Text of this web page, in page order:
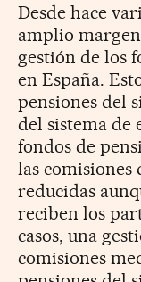
Desde hace
amplio
gestión de los
en España.
pensiones del
del sistema de
fondos de
las comisiones
reducidas
reciben los
casos, una
comisiones